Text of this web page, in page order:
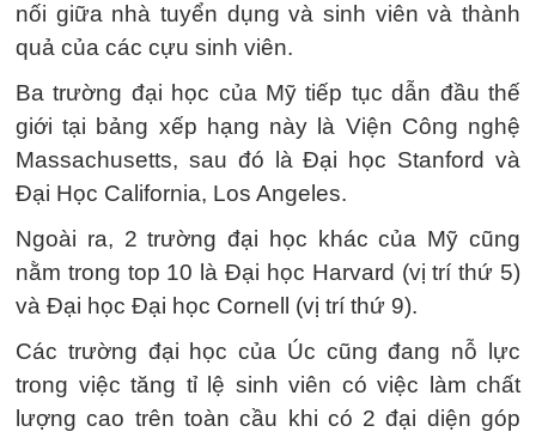
nối giữa nhà tuyển dụng và sinh viên và thành
quả của các cựu sinh viên.
Ba trường đại học của Mỹ tiếp tục dẫn đầu thế
giới tại bảng xếp hạng này là Viện Công nghệ
Massachusetts, sau đó là Đại học Stanford và
Đại Học California, Los Angeles.
Ngoài ra, 2 trường đại học khác của Mỹ cũng
nằm trong top 10 là Đại học Harvard (vị trí thứ 5)
và Đại học Đại học Cornell (vị trí thứ 9).
Các trường đại học của Úc cũng đang nỗ lực
trong việc tăng tỉ lệ sinh viên có việc làm chất
lượng cao trên toàn cầu khi có 2 đại diện góp